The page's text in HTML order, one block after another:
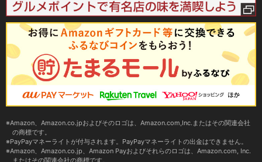
Amazon、Amazon.co.jpおよびそのロゴは、Amazon.com,Inc.またはその関連会社
の商標です。
PayPayマネーライトが付与されます。PayPayマネーライトの出金はできません。
Amazon、Amazon.co.jp、Amazon Payおよびそれらのロゴは、Amazon.com, Inc.
またはその関連会社の商標です。